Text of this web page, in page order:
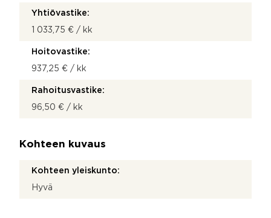
Yhtiövastike:
1 033,75 € / kk
Hoitovastike:
937,25 € / kk
Rahoitusvastike:
96,50 € / kk
Kohteen kuvaus
Kohteen yleiskunto:
Hyvä